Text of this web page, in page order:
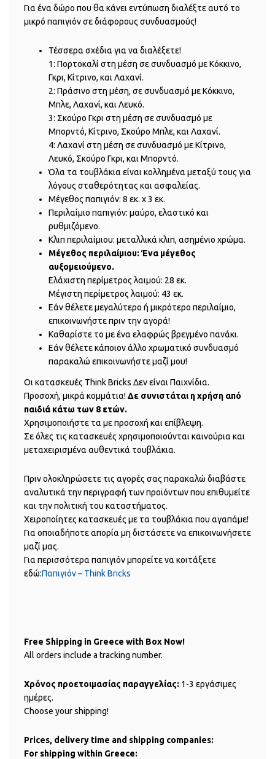
Για ένα δώρο που θα κάνει εντύπωση διαλέξτε αυτό το
μικρό παπιγιόν σε διάφορους συνδυασμούς!
Τέσσερα σχέδια για να διαλέξετε!
1: Πορτοκαλί στη μέση σε συνδυασμό με Κόκκινο,
Γκρι, Κίτρινο, και Λαχανί.
2: Πράσινο στη μέση, σε συνδυασμό με Κόκκινο,
Μπλε, Λαχανί, και Λευκό.
3: Σκούρο Γκρι στη μέση σε συνδυασμό με
Μπορντό, Κίτρινο, Σκούρο Μπλε, και Λαχανί.
4: Λαχανί στη μέση σε συνδυασμό με Κίτρινο,
Λευκό, Σκούρο Γκρι, και Μπορντό.
Όλα τα τουβλάκια είναι κολλημένα μεταξύ τους για
λόγους σταθερότητας και ασφαλείας.
Μέγεθος παπιγιόν: 8 εκ. x 3 εκ.
Περιλαίμιο παπιγιόν: μαύρο, ελαστικό και
ρυθμιζόμενο.
Κλιπ περιλαίμιου: μεταλλικά κλιπ, ασημένιο χρώμα.
Μέγεθος περιλαίμιου: Ένα μέγεθος
αυξομειούμενο.
Ελάχιστη περίμετρος λαιμού: 28 εκ.
Μέγιστη περίμετρος λαιμού: 43 εκ.
Εάν θέλετε μεγαλύτερο ή μικρότερο περιλαίμιο,
επικοινωνήστε πριν την αγορά!
Καθαρίστε το με ένα ελαφρώς βρεγμένο πανάκι.
Εάν θέλετε κάποιον άλλο χρωματικό συνδυασμό
παρακαλώ επικοινωνήστε μαζί μου!
Οι κατασκευές Think Bricks Δεν είναι Παιχνίδια.
Προσοχή, μικρά κομμάτια!Δε συνιστάται η χρήση από
παιδιά κάτω των 8 ετών.
Χρησιμοποιήστε τα με προσοχή και επίβλεψη.
Σε όλες τις κατασκευές χρησιμοποιούνται καινούρια και
μεταχειρισμένα αυθεντικά τουβλάκια.
Πριν ολοκληρώσετε τις αγορές σας παρακαλώ διαβάστε
αναλυτικά την περιγραφή των προϊόντων που επιθυμείτε
και την πολιτική του καταστήματος.
Χειροποίητες κατασκευές με τα τουβλάκια που αγαπάμε!
Για οποιαδήποτε απορία μη διστάσετε να επικοινωνήσετε
μαζί μας.
Για περισσότερα παπιγιόν μπορείτε να κοιτάξετε
εδώ:Παπιγιόν – Think Bricks
Free Shipping in Greece with Box Now!
All orders include a tracking number.
Χρόνος προετοιμασίας παραγγελίας: 1-3 εργάσιμες
ημέρες.
Choose your shipping!
Prices, delivery time and shipping companies:
For shipping within Greece: